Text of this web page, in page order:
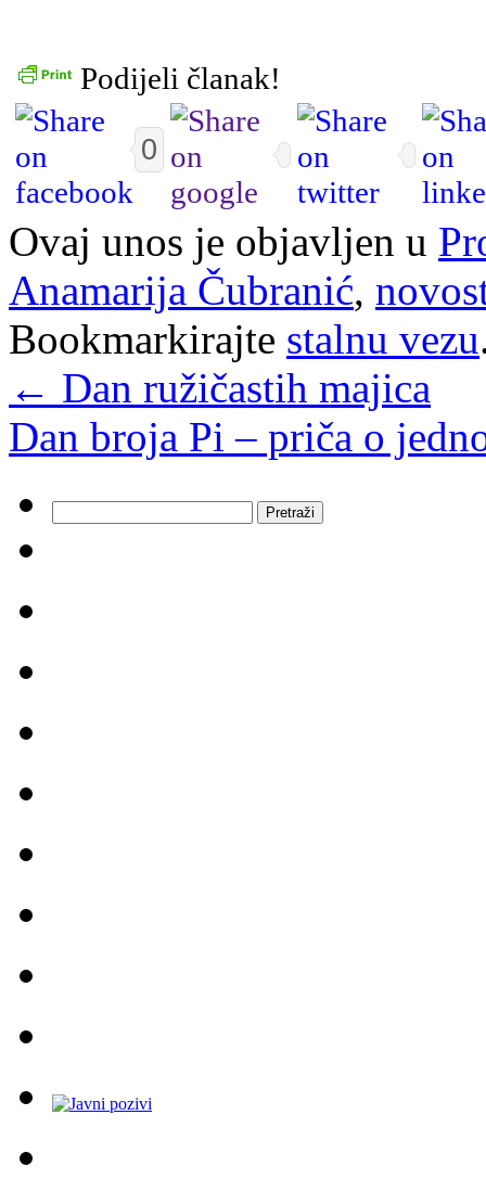
Podijeli članak!
0
Ovaj unos je objavljen u
Anamarija Čubranić,
Bookmarkirajte stalnu vezu
← Dan ružičastih majica
Dan broja Pi – priča o